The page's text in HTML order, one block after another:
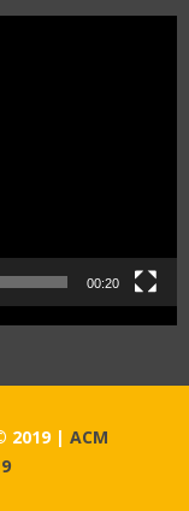
00:20
2019| АСМ